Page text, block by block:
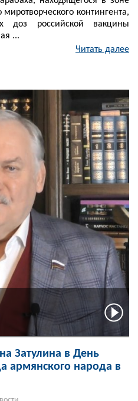
миротворческого контингента,
доз российской вакцины
...
Читать далее
Затулина в День
армянского народа в